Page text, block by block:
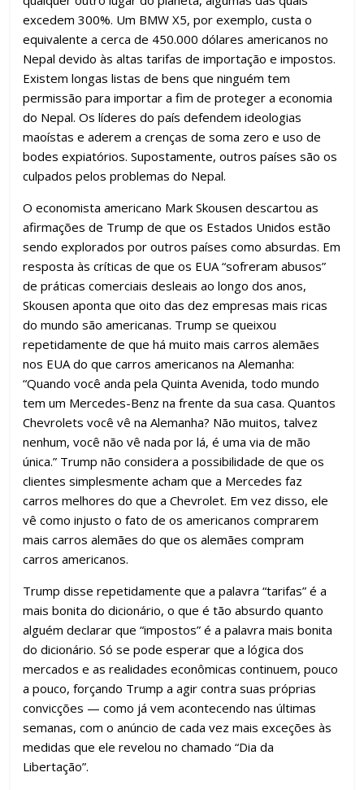
excedem 300%. Um BMW X5, por exemplo, custa o
equivalente a cerca de 450.000 dólares americanos no
Nepal devido às altas tarifas de importação e impostos.
Existem longas listas de bens que ninguém tem
permissão para importar a fim de proteger a economia
do Nepal. Os líderes do país defendem ideologias
maoístas e aderem a crenças de soma zero e uso de
bodes expiatórios. Supostamente, outros países são os
culpados pelos problemas do Nepal.
O economista americano Mark Skousen descartou as
afirmações de Trump de que os Estados Unidos estão
sendo explorados por outros países como absurdas. Em
resposta às críticas de que os EUA “sofreram abusos”
de práticas comerciais desleais ao longo dos anos,
Skousen aponta que oito das dez empresas mais ricas
do mundo são americanas. Trump se queixou
repetidamente de que há muito mais carros alemães
nos EUA do que carros americanos na Alemanha:
“Quando você anda pela Quinta Avenida, todo mundo
tem um Mercedes-Benz na frente da sua casa. Quantos
Chevrolets você vê na Alemanha? Não muitos, talvez
nenhum, você não vê nada por lá, é uma via de mão
única.” Trump não considera a possibilidade de que os
clientes simplesmente acham que a Mercedes faz
carros melhores do que a Chevrolet. Em vez disso, ele
vê como injusto o fato de os americanos comprarem
mais carros alemães do que os alemães compram
carros americanos.
Trump disse repetidamente que a palavra “tarifas” é a
mais bonita do dicionário, o que é tão absurdo quanto
alguém declarar que “impostos” é a palavra mais bonita
do dicionário. Só se pode esperar que a lógica dos
mercados e as realidades econômicas continuem, pouco
a pouco, forçando Trump a agir contra suas próprias
convicções — como já vem acontecendo nas últimas
semanas, com o anúncio de cada vez mais exceções às
medidas que ele revelou no chamado “Dia da
Libertação”.